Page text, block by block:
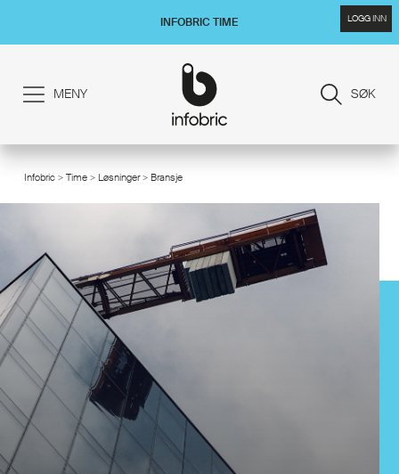
INFOBRIC TIME LOGG INN
MENY SØK
Infobric> Time> Løsninger> Bransje/